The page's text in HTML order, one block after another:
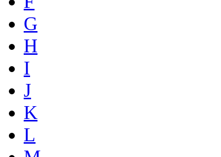
G
H
I
J
K
L